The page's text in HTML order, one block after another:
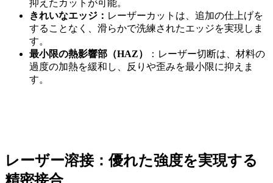
抑えたカットが可能。
きれいなエッジ： レーザーカットは、追加の仕上げを
することなく、滑らかで洗練されたエッジを実現しま
す。
最小限の熱影響部（HAZ）
：レーザー切断は、材料の
過度の加熱を緩和し、反りや歪みを最小限に抑えま
す。
レーザー溶接：優れた強度を実現する
精密接合